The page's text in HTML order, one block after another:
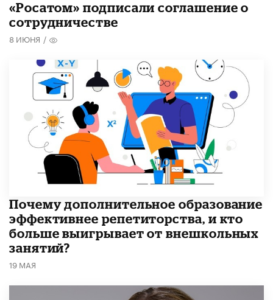
«Росатом» подписали соглашение о
сотрудничестве
8 ИЮНЯ /
​Почему дополнительное образование
эффективнее репетиторства, и кто
больше выигрывает от внешкольных
занятий?
19 МАЯ